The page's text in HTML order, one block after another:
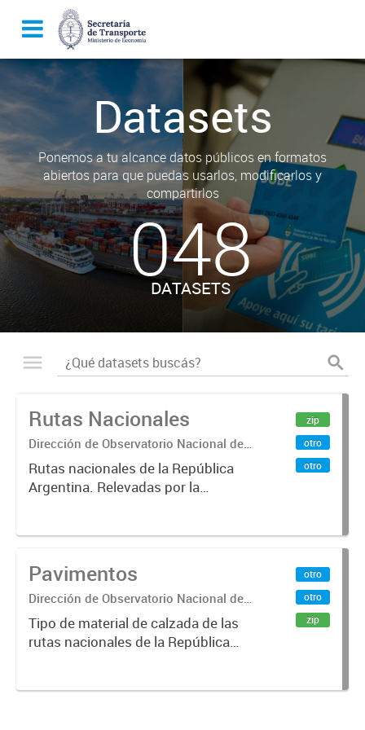
Datasets
Ponemos a tu alcance datos públicos en formatos
abiertos para que puedas usarlos, modificarlos y
compartirlos
048
DATASETS
Rutas Nacionales
Dirección de Observatorio Nacional de
Transporte
Rutas nacionales de la República
Argentina. Relevadas por la
zip
otro
otro
Pavimentos
Dirección de Observatorio Nacional de
Transporte
Tipo de material de calzada de las
rutas nacionales de la República
2019.
otro
otro
zip